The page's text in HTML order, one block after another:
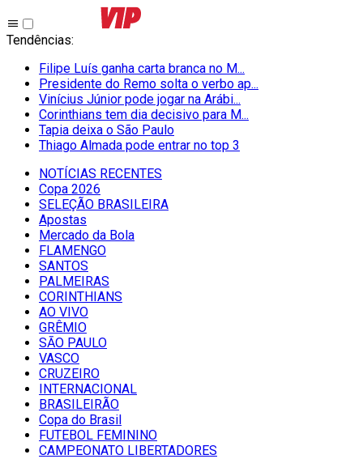
Tendências:
Filipe Luís ganha carta branca no M...
Presidente do Remo solta o verbo ap...
Vinícius Júnior pode jogar na Arábi...
Corinthians tem dia decisivo para M...
Tapia deixa o São Paulo
Thiago Almada pode entrar no top 3
NOTÍCIAS RECENTES
Copa 2026
SELEÇÃO BRASILEIRA
Apostas
Mercado da Bola
FLAMENGO
SANTOS
PALMEIRAS
CORINTHIANS
AO VIVO
GRÊMIO
SĀO PAULO
VASCO
CRUZEIRO
INTERNACIONAL
BRASILEIRÃO
Copa do Brasil
FUTEBOL FEMININO
CAMPEONATO LIBERTADORES